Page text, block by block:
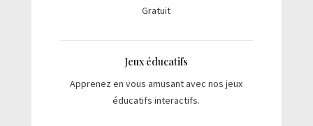
Gratuit
Jeux éducatifs
Apprenez en vous amusant avec nos jeux
éducatifs interactifs.